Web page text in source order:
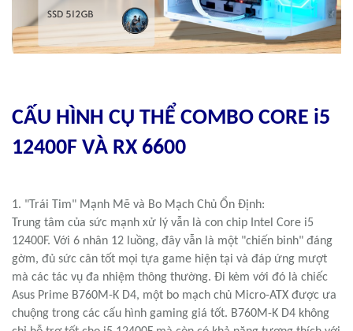
CẤU HÌNH CỤ THỂ COMBO CORE i5
12400F VÀ RX 6600
1. "Trái Tim" Mạnh Mẽ và Bo Mạch Chủ Ổn Định:
Trung tâm của sức mạnh xử lý vẫn là con chip Intel Core i5
12400F. Với 6 nhân 12 luồng, đây vẫn là một "chiến binh" đáng
gờm, đủ sức cân tốt mọi tựa game hiện tại và đáp ứng mượt
mà các tác vụ đa nhiệm thông thường. Đi kèm với đó là chiếc
Asus Prime B760M-K D4, một bo mạch chủ Micro-ATX được ưa
chuộng trong các cấu hình gaming giá tốt. B760M-K D4 không